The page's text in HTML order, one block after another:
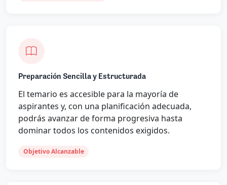
Preparación Sencilla y Estructurada
El temario es accesible para la mayoría de
aspirantes y, con una planificación adecuada,
podrás avanzar de forma progresiva hasta
dominar todos los contenidos exigidos.
Objetivo Alcanzable